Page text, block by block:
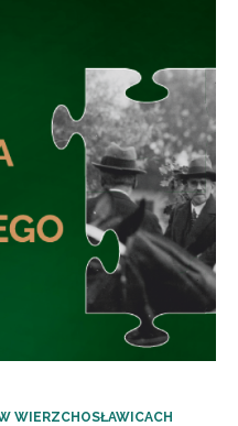
WIERZCHOSŁAWICACH